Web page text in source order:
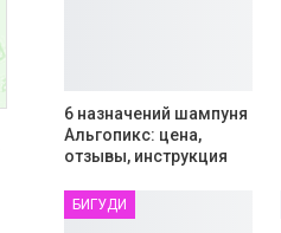
6 назначений шампуня
Альгопикс: цена,
отзывы, инструкция
БИГУДИ